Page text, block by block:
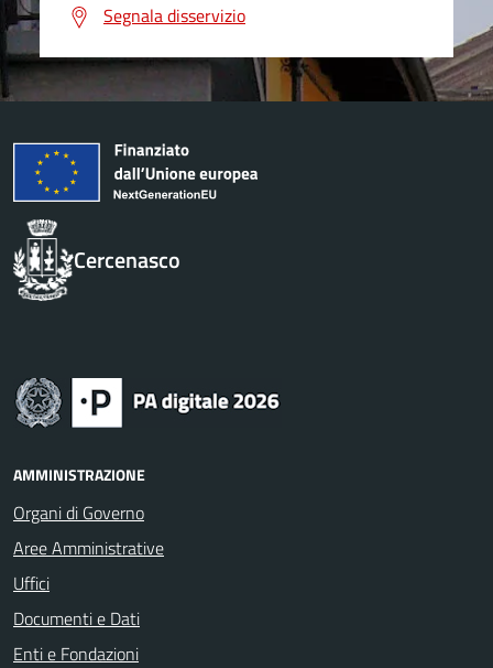
Segnala disservizio
Cercenasco
AMMINISTRAZIONE
Organi di Governo
Aree Amministrative
Uffici
Documenti e Dati
Enti e Fondazioni